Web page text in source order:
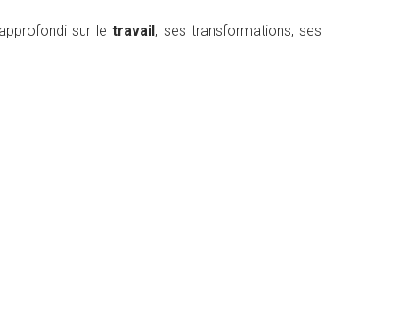
sur letravail, ses transformations, ses